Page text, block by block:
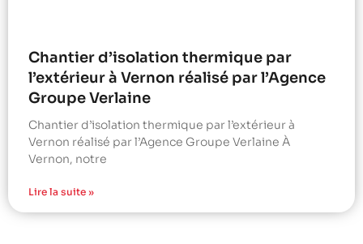
Chantier d’isolation thermique par
l’extérieur à Vernon réalisé par l’Agence
Groupe Verlaine
Chantier d’isolation thermique par l’extérieur à
Vernon réalisé par l’Agence Groupe Verlaine À
Vernon, notre
Lire la suite »